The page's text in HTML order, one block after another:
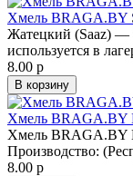
Хмель BRAGA.BY
Жатецкий (Saaz) —
используется в
8.00 р
В корзину
Хмель BRAGA.BY
Хмель BRAGA.BY
Производство:
8.00 р